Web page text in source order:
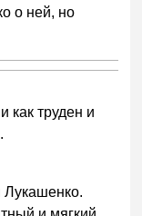
о ней, но
как труден и